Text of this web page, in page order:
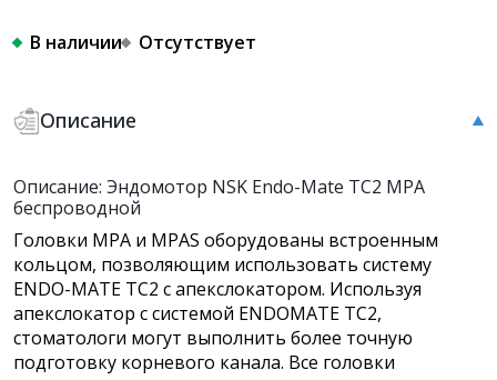
В наличии Отсутствует
Описание
Описание: Эндомотор NSK Endo-Mate TC2 MPA
беспроводной
Головки MPA и MPAS оборудованы встроенным
кольцом, позволяющим использовать систему
ENDO-MATE TC2 с апекслокатором. Используя
апекслокатор с системой ENDOMATE TC2,
стоматологи могут выполнить более точную
подготовку корневого канала. Все головки